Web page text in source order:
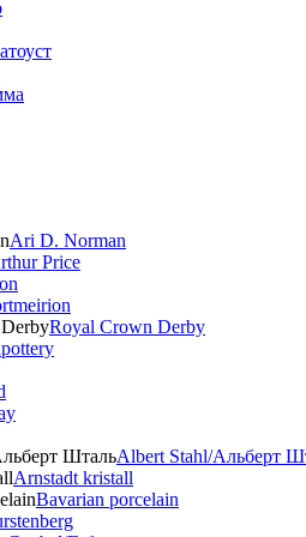
Ari D. Norman
Price
Royal Crown Derby
Albert Stahl/Альбеpт
Arnstadt kristall
Bavarian porcelain